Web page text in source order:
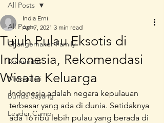
All Posts
Changemaker Family
Komunitas
Matrikulasi
Bunda Sayang
Leader Camp
All Posts
Tujuh Pulau Eksotis di
Indonesia, Rekomendasi
Wisata Keluarga
India Erni
Apr 7, 2021 3 min read
Indonesia adalah negara kepulauan
terbesar yang ada di dunia. Setidaknya
ada 16 ribu lebih pulau yang berada di